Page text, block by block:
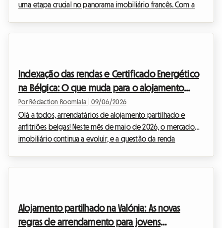
uma etapa crucial no panorama imobiliário francês. Com a
processos de arrendamento de quarto em casa do anfitrião
e de aloj...
Indexação das rendas e Certificado Energético
na Bélgica: O que muda para o alojamento
partilhado em 2026
Por Rédaction Roomlala 09/06/2026
Olá a todos, arrendatários de alojamento partilhado e
anfitriões belgas! Neste mês de maio de 2026, o mercado
imobiliário continua a evoluir, e a questão da renda
torno do arrendamento e do alojamento partilhado pode,
po...
Alojamento partilhado na Valónia: As novas
regras de arrendamento para jovens